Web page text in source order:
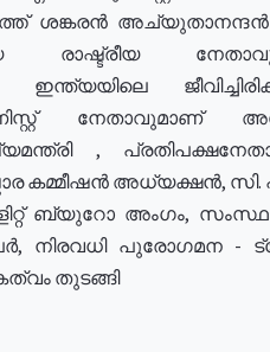
ശങ്കരൻ അച്യുതാനന്ദൻ
രാഷ്ട്രീയ
ഇന്ത്യയിലെ
നേതാവുമാണ്
,
കമ്മീഷൻ അധ്യക്ഷൻ, സി.
ബ്യുറോ അംഗം,
നിരവധി പുരോഗമന
തുടങ്ങി